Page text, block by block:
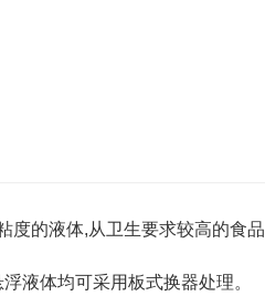
度的液体,从卫生要求较高的食品
液体均可采用板式换器处理。